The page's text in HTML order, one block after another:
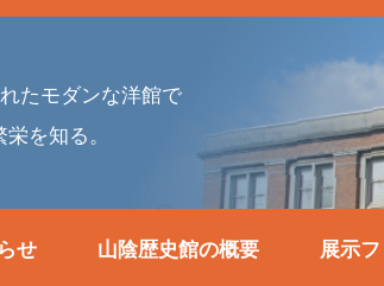
たモダンな洋館で
を知る。
せ 山陰歴史館の概要 展示